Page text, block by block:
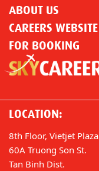
ABOUT US
CAREERS WEBSITE
FOR BOOKING
LOCATION:
8th Floor, Vietjet Plaza
60A Truong Son St.
Tan Binh Dist.